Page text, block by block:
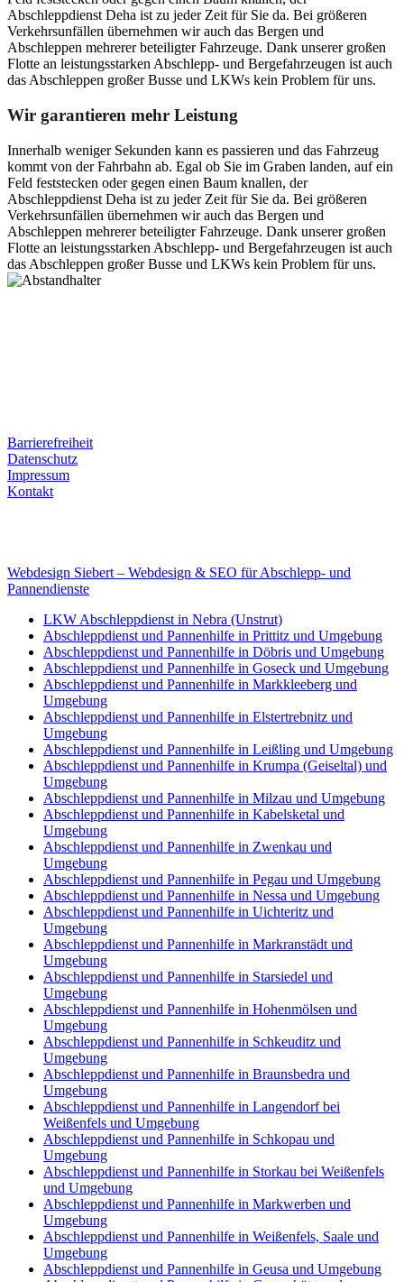
Abschleppdienst Deha ist zu jeder Zeit für Sie da. Bei größeren
Verkehrsunfällen übernehmen wir auch das Bergen und
Abschleppen mehrerer beteiligter Fahrzeuge. Dank unserer großen
Flotte an leistungsstarken Abschlepp- und Bergefahrzeugen ist auch
das Abschleppen großer Busse und LKWs kein Problem für uns.
Wir garantieren mehr Leistung
Innerhalb weniger Sekunden kann es passieren und das Fahrzeug
kommt von der Fahrbahn ab. Egal ob Sie im Graben landen, auf ein
Feld feststecken oder gegen einen Baum knallen, der
Abschleppdienst Deha ist zu jeder Zeit für Sie da. Bei größeren
Verkehrsunfällen übernehmen wir auch das Bergen und
Abschleppen mehrerer beteiligter Fahrzeuge. Dank unserer großen
Flotte an leistungsstarken Abschlepp- und Bergefahrzeugen ist auch
das Abschleppen großer Busse und LKWs kein Problem für uns.
Barrierefreiheit
Datenschutz
Impressum
Kontakt
Webdesign Siebert – Webdesign & SEO für Abschlepp- und
Pannendienste
LKW Abschleppdienst in Nebra (Unstrut)
Abschleppdienst und Pannenhilfe in Prittitz und Umgebung
Abschleppdienst und Pannenhilfe in Döbris und Umgebung
Abschleppdienst und Pannenhilfe in Goseck und Umgebung
Abschleppdienst und Pannenhilfe in Markkleeberg und
Umgebung
Abschleppdienst und Pannenhilfe in Elstertrebnitz und
Umgebung
Abschleppdienst und Pannenhilfe in Leißling und Umgebung
Abschleppdienst und Pannenhilfe in Krumpa (Geiseltal) und
Umgebung
Abschleppdienst und Pannenhilfe in Milzau und Umgebung
Abschleppdienst und Pannenhilfe in Kabelsketal und
Umgebung
Abschleppdienst und Pannenhilfe in Zwenkau und
Umgebung
Abschleppdienst und Pannenhilfe in Pegau und Umgebung
Abschleppdienst und Pannenhilfe in Nessa und Umgebung
Abschleppdienst und Pannenhilfe in Uichteritz und
Umgebung
Abschleppdienst und Pannenhilfe in Markranstädt und
Umgebung
Abschleppdienst und Pannenhilfe in Starsiedel und
Umgebung
Abschleppdienst und Pannenhilfe in Hohenmölsen und
Umgebung
Abschleppdienst und Pannenhilfe in Schkeuditz und
Umgebung
Abschleppdienst und Pannenhilfe in Braunsbedra und
Umgebung
Abschleppdienst und Pannenhilfe in Langendorf bei
Weißenfels und Umgebung
Abschleppdienst und Pannenhilfe in Schkopau und
Umgebung
Abschleppdienst und Pannenhilfe in Storkau bei Weißenfels
und Umgebung
Abschleppdienst und Pannenhilfe in Markwerben und
Umgebung
Abschleppdienst und Pannenhilfe in Weißenfels, Saale und
Umgebung
Abschleppdienst und Pannenhilfe in Geusa und Umgebung